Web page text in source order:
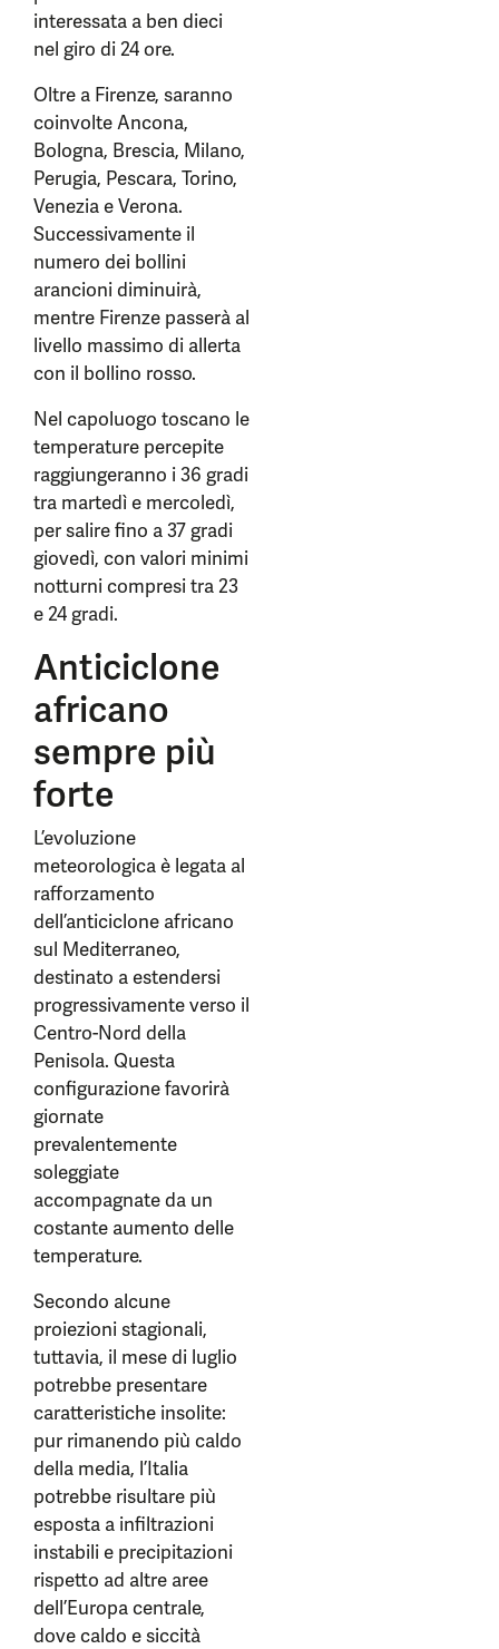
interessata a ben dieci
nel giro di 24 ore.
Oltre a Firenze, saranno
coinvolte Ancona,
Bologna, Brescia, Milano,
Perugia, Pescara, Torino,
Venezia e Verona.
Successivamente il
numero dei bollini
arancioni diminuirà,
mentre Firenze passerà al
livello massimo di allerta
con il bollino rosso.
Nel capoluogo toscano le
temperature percepite
raggiungeranno i 36 gradi
tra martedì e mercoledì,
per salire fino a 37 gradi
giovedì, con valori minimi
notturni compresi tra 23
e 24 gradi.
Anticiclone
africano
sempre più
forte
L’evoluzione
meteorologica è legata al
rafforzamento
dell’anticiclone africano
sul Mediterraneo,
destinato a estendersi
progressivamente verso il
Centro-Nord della
Penisola. Questa
configurazione favorirà
giornate
prevalentemente
soleggiate
accompagnate da un
costante aumento delle
temperature.
Secondo alcune
proiezioni stagionali,
tuttavia, il mese di luglio
potrebbe presentare
caratteristiche insolite:
pur rimanendo più caldo
della media, l’Italia
potrebbe risultare più
esposta a infiltrazioni
instabili e precipitazioni
rispetto ad altre aree
dell’Europa centrale,
dove caldo e siccità